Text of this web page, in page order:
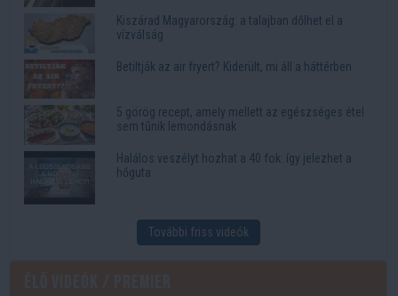
Kiszárad Magyarország: a talajban dőlhet el a
vízválság
Betiltják az air fryert? Kiderült, mi áll a háttérben
5 görög recept, amely mellett az egészséges étel
sem tűnik lemondásnak
Halálos veszélyt hozhat a 40 fok: így jelezhet a
hőguta
További friss videók